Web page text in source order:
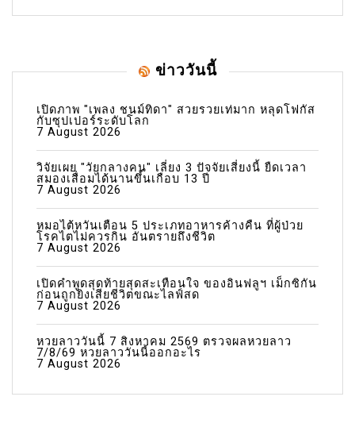
ข่าววันนี้
เปิดภาพ "เพลง ชนม์ทิดา" สวยรวยเท่มาก หลุดโฟกัส
กับซุปเปอร์ระดับโลก
7 August 2026
วิจัยเผย "วัยกลางคน" เลี่ยง 3 ปัจจัยเสี่ยงนี้ ยืดเวลา
สมองเสื่อมได้นานขึ้นเกือบ 13 ปี
7 August 2026
หมอไต้หวันเตือน 5 ประเภทอาหารค้างคืน ที่ผู้ป่วย
โรคไตไม่ควรกิน อันตรายถึงชีวิต
7 August 2026
เปิดคำพูดสุดท้ายสุดสะเทือนใจ ของอินฟลูฯ เม็กซิกัน
ก่อนถูกยิงเสียชีวิตขณะไลฟ์สด
7 August 2026
หวยลาววันนี้ 7 สิงหาคม 2569 ตรวจผลหวยลาว
7/8/69 หวยลาววันนี้ออกอะไร
7 August 2026